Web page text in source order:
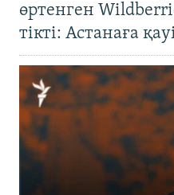
өртенген
тікті: Астанаға